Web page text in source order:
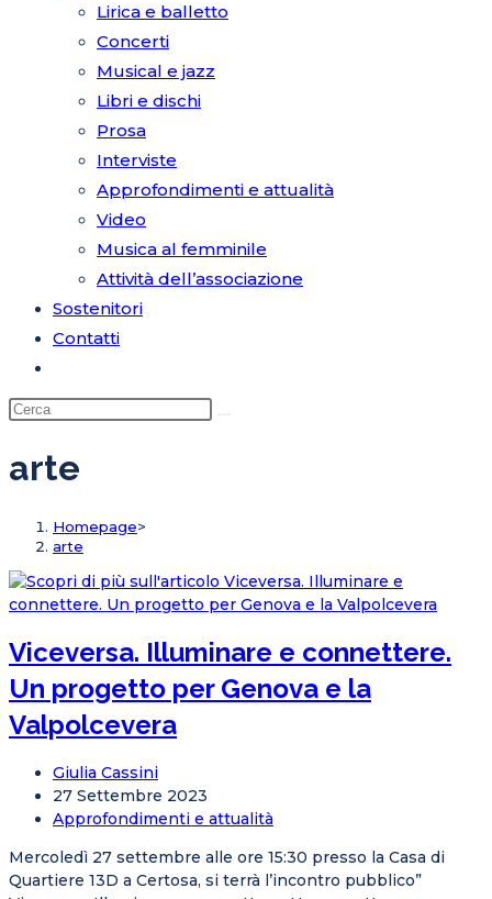
Lirica e balletto
Concerti
Musical e jazz
Libri e dischi
Prosa
Interviste
Approfondimenti e attualità
Video
Musica al femminile
Attività dell’associazione
Sostenitori
Contatti
la
ricerca
sul
sito
arte
Homepage>
arte
Viceversa. Illuminare e connettere.
Un progetto per Genova e la
Valpolcevera
Autore
dell'articolo:
Giulia Cassini
Articolo
pubblicato:
27 Settembre 2023
Categoria
Approfondimenti e attualità
Mercoledì 27 settembre alle ore 15:30 presso la Casa di
Quartiere 13D a Certosa, si terrà l’incontro pubblico”